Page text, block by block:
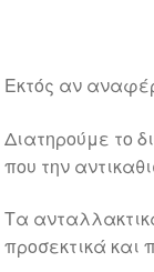
Εκτός αν
Διατηρούμε το
που την
Τα
προσεκτικά και